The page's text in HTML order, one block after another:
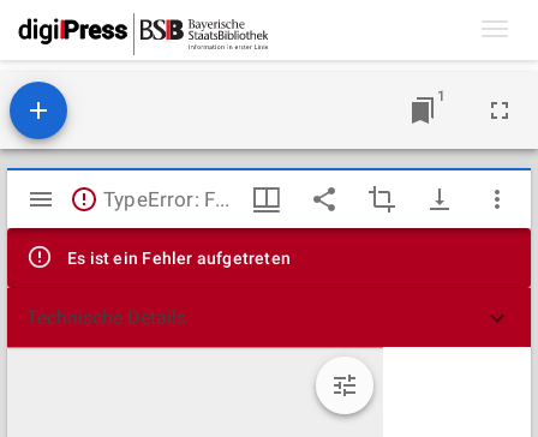
1
Mirador
Viewer
TypeError: Failed to fetch
Es ist ein Fehler aufgetreten
Technische Details